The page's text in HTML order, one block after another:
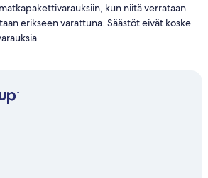
kun niitä verrataan
erikseen varattuna. Säästöt eivät koske